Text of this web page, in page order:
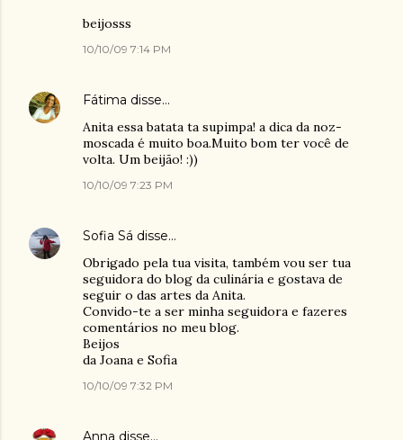
beijosss
10/10/09 7:14 PM
Fátima disse…
Anita essa batata ta supimpa! a dica da noz-
moscada é muito boa.Muito bom ter você de
volta. Um beijão! :))
10/10/09 7:23 PM
Sofia Sá disse…
Obrigado pela tua visita, também vou ser tua
seguidora do blog da culinária e gostava de
seguir o das artes da Anita.
Convido-te a ser minha seguidora e fazeres
comentários no meu blog.
Beijos
da Joana e Sofia
10/10/09 7:32 PM
Anna disse…